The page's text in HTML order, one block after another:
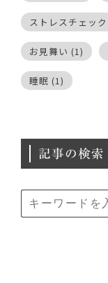
ストレスチェック
お見舞い (1)
睡眠 (1)
記事の検索